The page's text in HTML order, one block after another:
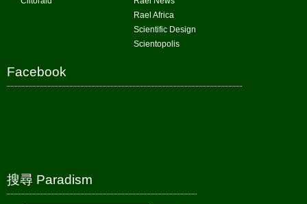
Rael Africa
Scientific Design
Scientopolis
Facebook
搜尋 Paradism